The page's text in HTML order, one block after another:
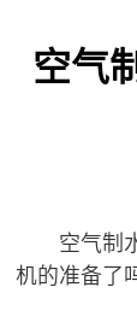
空气
空气制
机的准备了